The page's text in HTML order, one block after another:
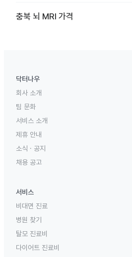
충북 뇌 MRI 가격
닥터나우
회사 소개
팀 문화
서비스 소개
제휴 안내
소식 · 공지
채용 공고
서비스
비대면 진료
병원 찾기
탈모 진료비
다이어트 진료비